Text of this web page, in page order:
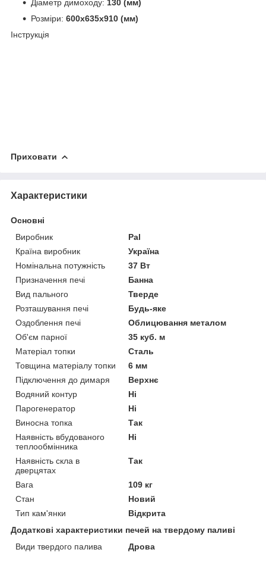
Діаметр димоходу: 130 (мм)
Розміри: 600х635х910 (мм)
Інструкція
Приховати
Характеристики
Основні
Виробник
Pal
Країна виробник
Україна
Номінальна потужність
37 Вт
Призначення печі
Банна
Вид пального
Тверде
Розташування печі
Будь-яке
Оздоблення печі
Облицювання металом
Об'єм парної
35 куб. м
Матеріал топки
Сталь
Товщина матеріалу топки
6 мм
Підключення до димаря
Верхнє
Водяний контур
Ні
Парогенератор
Ні
Виносна топка
Так
Наявність вбудованого
теплообмінника
Ні
Наявність скла в
дверцятах
Так
Вага
109 кг
Стан
Новий
Тип кам'янки
Відкрита
Додаткові характеристики печей на твердому паливі
Види твердого палива
Дрова